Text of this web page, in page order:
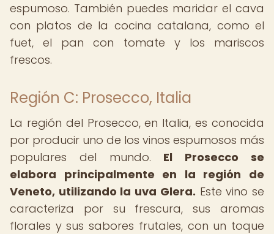
espumoso. También puedes maridar el cava
con platos de la cocina catalana, como el
fuet, el pan con tomate y los mariscos
frescos.
Región C: Prosecco, Italia
La región del Prosecco, en Italia, es conocida
por producir uno de los vinos espumosos más
populares del mundo. El Prosecco se
elabora principalmente en la región de
Veneto, utilizando la uva Glera. Este vino se
caracteriza por su frescura, sus aromas
florales y sus sabores frutales, con un toque